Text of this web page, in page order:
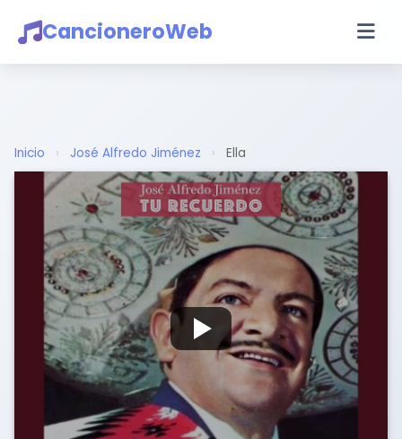
CancioneroWeb
Inicio › José Alfredo Jiménez › Ella